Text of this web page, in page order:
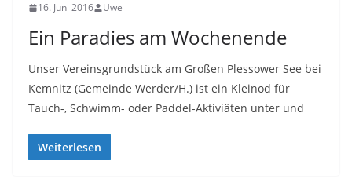
16. Juni 2016 Uwe
Ein Paradies am Wochenende
Unser Vereinsgrundstück am Großen Plessower See bei
Kemnitz (Gemeinde Werder/H.) ist ein Kleinod für
Tauch-, Schwimm- oder Paddel-Aktiviäten unter und
Weiterlesen